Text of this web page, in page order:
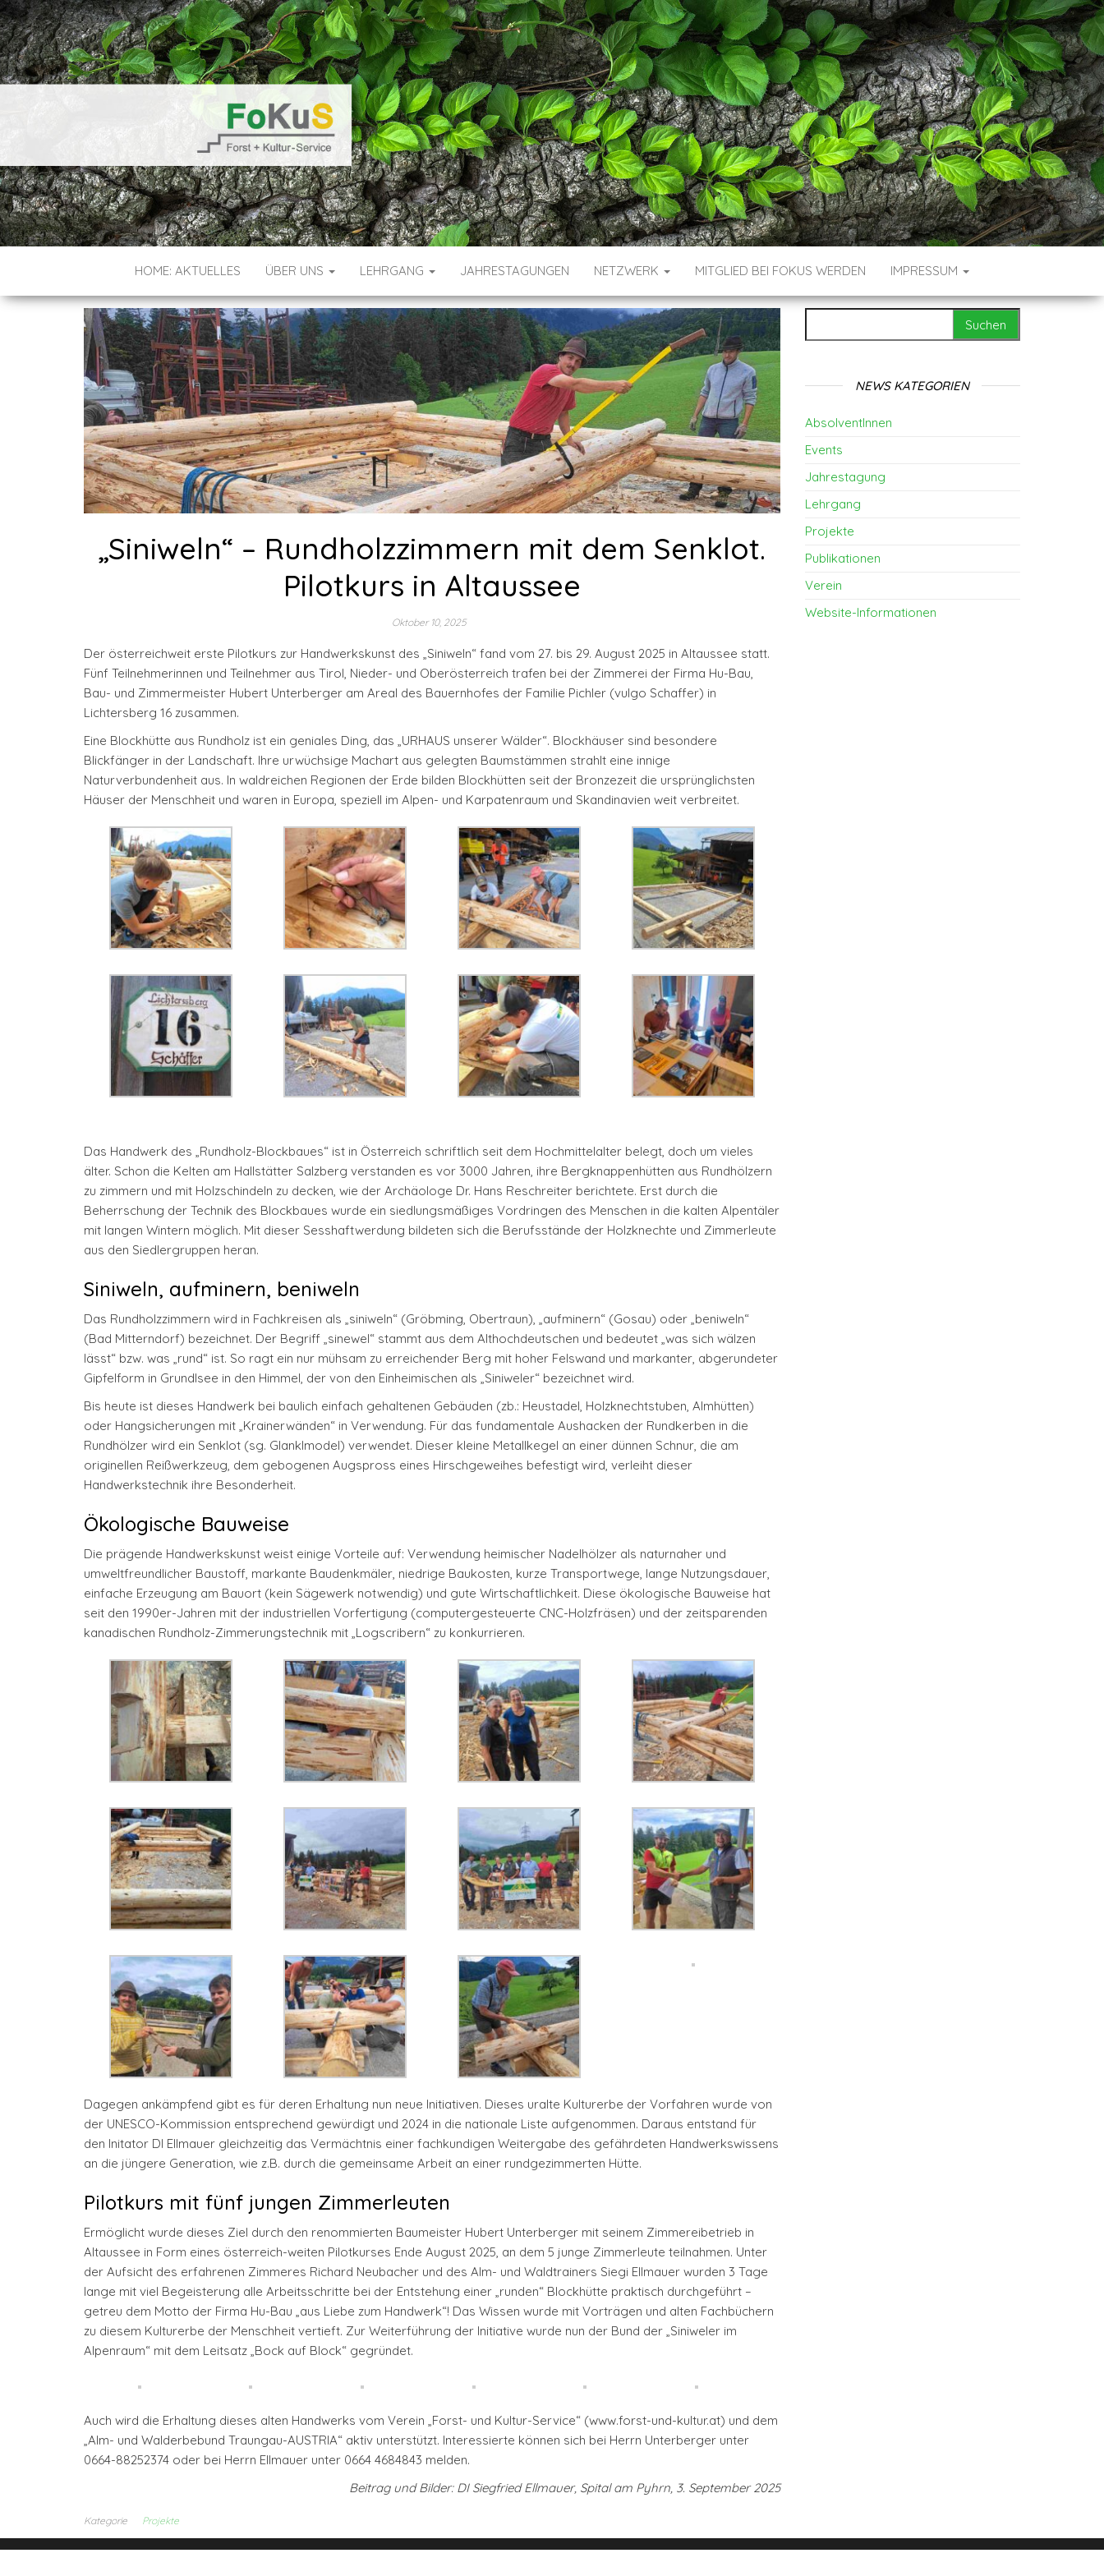
VEREIN FOKUS – FORST- UND KULTUR-
SERVICE
HOME: AKTUELLES ÜBER UNS LEHRGANG JAHRESTAGUNGEN NETZWERK MITGLIED BEI FOKUS WERDEN IMPRESSUM
„Siniweln“ – Rundholzzimmern mit dem Senklot.
Pilotkurs in Altaussee
Oktober 10, 2025
Der österreichweit erste Pilotkurs zur Handwerkskunst des „Siniweln“ fand vom 27. bis 29. August 2025 in Altaussee statt.
Fünf Teilnehmerinnen und Teilnehmer aus Tirol, Nieder- und Oberösterreich trafen bei der Zimmerei der Firma Hu-Bau,
Bau- und Zimmermeister Hubert Unterberger am Areal des Bauernhofes der Familie Pichler (vulgo Schaffer) in
Lichtersberg 16 zusammen.
Eine Blockhütte aus Rundholz ist ein geniales Ding, das „URHAUS unserer Wälder“. Blockhäuser sind besondere
Blickfänger in der Landschaft. Ihre urwüchsige Machart aus gelegten Baumstämmen strahlt eine innige
Naturverbundenheit aus. In waldreichen Regionen der Erde bilden Blockhütten seit der Bronzezeit die ursprünglichsten
Häuser der Menschheit und waren in Europa, speziell im Alpen- und Karpatenraum und Skandinavien weit verbreitet.
Das Handwerk des „Rundholz-Blockbaues“ ist in Österreich schriftlich seit dem Hochmittelalter belegt, doch um vieles
älter. Schon die Kelten am Hallstätter Salzberg verstanden es vor 3000 Jahren, ihre Bergknappenhütten aus Rundhölzern
zu zimmern und mit Holzschindeln zu decken, wie der Archäologe Dr. Hans Reschreiter berichtete. Erst durch die
Beherrschung der Technik des Blockbaues wurde ein siedlungsmäßiges Vordringen des Menschen in die kalten Alpentäler
mit langen Wintern möglich. Mit dieser Sesshaftwerdung bildeten sich die Berufsstände der Holzknechte und Zimmerleute
aus den Siedlergruppen heran.
Siniweln, aufminern, beniweln
Das Rundholzzimmern wird in Fachkreisen als „siniweln“ (Gröbming, Obertraun), „aufminern“ (Gosau) oder „beniweln“
(Bad Mitterndorf) bezeichnet. Der Begriff „sinewel“ stammt aus dem Althochdeutschen und bedeutet „was sich wälzen
lässt“ bzw. was „rund“ ist. So ragt ein nur mühsam zu erreichender Berg mit hoher Felswand und markanter, abgerundeter
Gipfelform in Grundlsee in den Himmel, der von den Einheimischen als „Siniweler“ bezeichnet wird.
Bis heute ist dieses Handwerk bei baulich einfach gehaltenen Gebäuden (zb.: Heustadel, Holzknechtstuben, Almhütten)
oder Hangsicherungen mit „Krainerwänden“ in Verwendung. Für das fundamentale Aushacken der Rundkerben in die
Rundhölzer wird ein Senklot (sg. Glanklmodel) verwendet. Dieser kleine Metallkegel an einer dünnen Schnur, die am
originellen Reißwerkzeug, dem gebogenen Augspross eines Hirschgeweihes befestigt wird, verleiht dieser
Handwerkstechnik ihre Besonderheit.
Ökologische Bauweise
Die prägende Handwerkskunst weist einige Vorteile auf: Verwendung heimischer Nadelhölzer als naturnaher und
umweltfreundlicher Baustoff, markante Baudenkmäler, niedrige Baukosten, kurze Transportwege, lange Nutzungsdauer,
einfache Erzeugung am Bauort (kein Sägewerk notwendig) und gute Wirtschaftlichkeit. Diese ökologische Bauweise hat
seit den 1990er-Jahren mit der industriellen Vorfertigung (computergesteuerte CNC-Holzfräsen) und der zeitsparenden
kanadischen Rundholz-Zimmerungstechnik mit „Logscribern“ zu konkurrieren.
Dagegen ankämpfend gibt es für deren Erhaltung nun neue Initiativen. Dieses uralte Kulturerbe der Vorfahren wurde von
der UNESCO-Kommission entsprechend gewürdigt und 2024 in die nationale Liste aufgenommen. Daraus entstand für
den Initator DI Ellmauer gleichzeitig das Vermächtnis einer fachkundigen Weitergabe des gefährdeten Handwerkswissens
an die jüngere Generation, wie z.B. durch die gemeinsame Arbeit an einer rundgezimmerten Hütte.
Pilotkurs mit fünf jungen Zimmerleuten
Ermöglicht wurde dieses Ziel durch den renommierten Baumeister Hubert Unterberger mit seinem Zimmereibetrieb in
Altaussee in Form eines österreich-weiten Pilotkurses Ende August 2025, an dem 5 junge Zimmerleute teilnahmen. Unter
der Aufsicht des erfahrenen Zimmeres Richard Neubacher und des Alm- und Waldtrainers Siegi Ellmauer wurden 3 Tage
lange mit viel Begeisterung alle Arbeitsschritte bei der Entstehung einer „runden“ Blockhütte praktisch durchgeführt –
getreu dem Motto der Firma Hu-Bau „aus Liebe zum Handwerk“! Das Wissen wurde mit Vorträgen und alten Fachbüchern
zu diesem Kulturerbe der Menschheit vertieft. Zur Weiterführung der Initiative wurde nun der Bund der „Siniweler im
Alpenraum“ mit dem Leitsatz „Bock auf Block“ gegründet.
Auch wird die Erhaltung dieses alten Handwerks vom Verein „Forst- und Kultur-Service“ (www.forst-und-kultur.at) und dem
„Alm- und Walderbebund Traungau-AUSTRIA“ aktiv unterstützt. Interessierte können sich bei Herrn Unterberger unter
0664-88252374 oder bei Herrn Ellmauer unter 0664 4684843 melden.
Beitrag und Bilder: DI Siegfried Ellmauer, Spital am Pyhrn, 3. September 2025
Kategorie Projekte
NEWS KATEGORIEN
AbsolventInnen
Events
Jahrestagung
Lehrgang
Projekte
Publikationen
Verein
Website-Informationen